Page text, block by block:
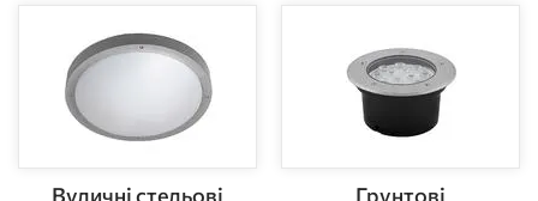
Вуличні стельові Грунтові